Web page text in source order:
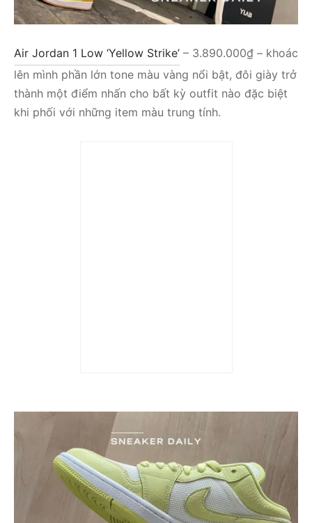
Air Jordan 1 Low ‘Yellow Strike’ – 3.890.000₫ – khoác
lên mình phần lớn tone màu vàng nổi bật, đôi giày trở
thành một điểm nhấn cho bất kỳ outfit nào đặc biệt
khi phối với những item màu trung tính.